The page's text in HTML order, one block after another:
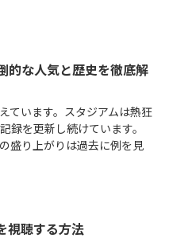
的な人気と歴史を徹底解
ています。スタジアムは熱狂
録を更新し続けています。
盛り上がりは過去に例を見
視聴する方法